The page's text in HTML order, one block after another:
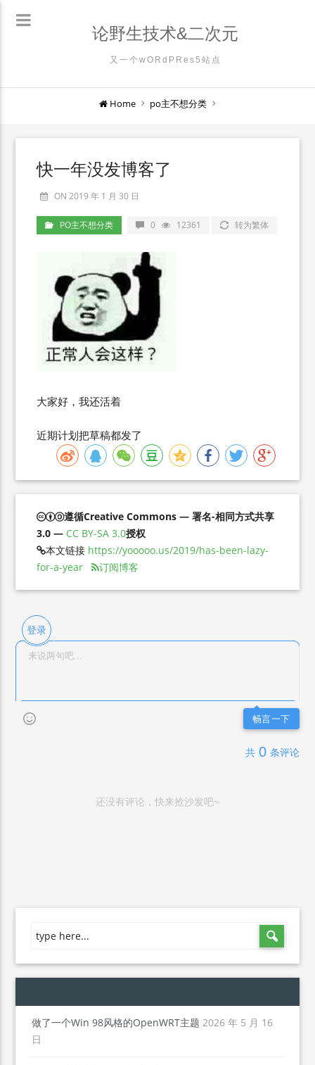
论野生技术&二次元
又一个wORdPRes5站点
Home po主不想分类
快一年没发博客了
ON 2019 年 1 月 30 日
PO主不想分类 0 12361 转为繁体
大家好，我还活着
近期计划把草稿都发了
遵循Creative Commons — 署名-相同方式共享
3.0 — CC BY-SA 3.0授权
本文链接 https://yooooo.us/2019/has-been-lazy-
for-a-year
订阅博客
登录
畅言一下
共 0 条评论
还没有评论，快来抢沙发吧~
做了一个Win 98风格的OpenWRT主题 2026 年 5 月 16
日